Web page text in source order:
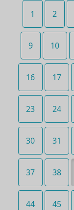
1 2
9 10
16 17
23 24
30 31
37 38
44 45